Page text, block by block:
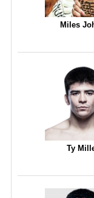
Miles
Ty